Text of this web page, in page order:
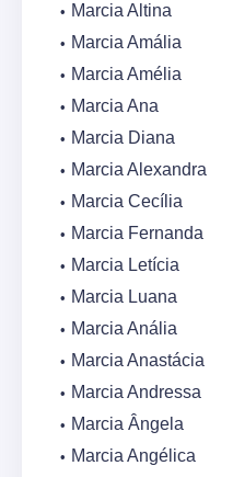
Marcia Altina
Marcia Amália
Marcia Amélia
Marcia Ana
Marcia Diana
Marcia Alexandra
Marcia Cecília
Marcia Fernanda
Marcia Letícia
Marcia Luana
Marcia Anália
Marcia Anastácia
Marcia Andressa
Marcia Ângela
Marcia Angélica